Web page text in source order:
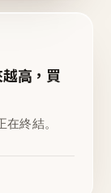
高，買
終結。